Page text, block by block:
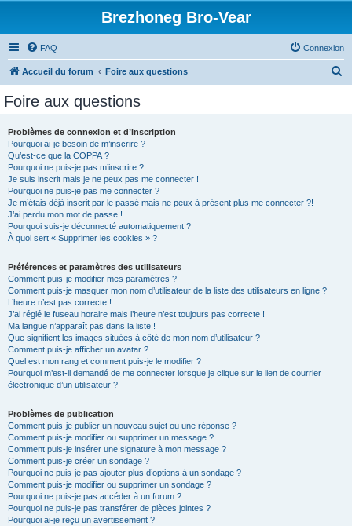
Brezhoneg Bro-Vear
FAQ Connexion
Accueil du forum Foire aux questions
Foire aux questions
Problèmes de connexion et d’inscription
Pourquoi ai-je besoin de m’inscrire ?
Qu’est-ce que la COPPA ?
Pourquoi ne puis-je pas m’inscrire ?
Je suis inscrit mais je ne peux pas me connecter !
Pourquoi ne puis-je pas me connecter ?
Je m’étais déjà inscrit par le passé mais ne peux à présent plus me connecter ?!
J’ai perdu mon mot de passe !
Pourquoi suis-je déconnecté automatiquement ?
À quoi sert « Supprimer les cookies » ?
Préférences et paramètres des utilisateurs
Comment puis-je modifier mes paramètres ?
Comment puis-je masquer mon nom d’utilisateur de la liste des utilisateurs en ligne ?
L’heure n’est pas correcte !
J’ai réglé le fuseau horaire mais l’heure n’est toujours pas correcte !
Ma langue n’apparaît pas dans la liste !
Que signifient les images situées à côté de mon nom d’utilisateur ?
Comment puis-je afficher un avatar ?
Quel est mon rang et comment puis-je le modifier ?
Pourquoi m’est-il demandé de me connecter lorsque je clique sur le lien de courrier
électronique d’un utilisateur ?
Problèmes de publication
Comment puis-je publier un nouveau sujet ou une réponse ?
Comment puis-je modifier ou supprimer un message ?
Comment puis-je insérer une signature à mon message ?
Comment puis-je créer un sondage ?
Pourquoi ne puis-je pas ajouter plus d’options à un sondage ?
Comment puis-je modifier ou supprimer un sondage ?
Pourquoi ne puis-je pas accéder à un forum ?
Pourquoi ne puis-je pas transférer de pièces jointes ?
Pourquoi ai-je reçu un avertissement ?